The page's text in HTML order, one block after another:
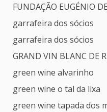
FUNDAÇÃO EUGÉNIO
garrafeira dos sócios
garrafeira dos sócios
GRAND VIN BLANC DE
green wine alvarinho
green wine o tal da lixa
green wine tapada dos